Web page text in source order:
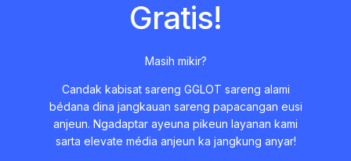
Gratis!
Masih mikir?
Candak kabisat sareng GGLOT sareng alami
bédana dina jangkauan sareng papacangan eusi
anjeun. Ngadaptar ayeuna pikeun layanan kami
sarta elevate média anjeun ka jangkung anyar!